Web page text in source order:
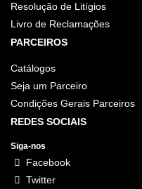
Resolução de Litígios
Livro de Reclamações
PARCEIROS
Catálogos
Seja um Parceiro
Condições Gerais Parceiros
REDES SOCIAIS
Siga-nos
Facebook
Twitter